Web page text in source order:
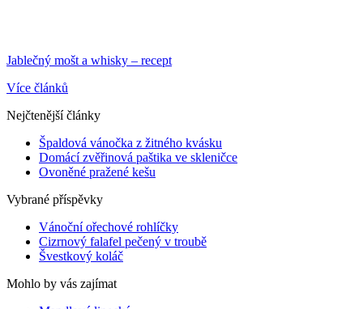
Jablečný mošt a whisky – recept
Více článků
Nejčtenější články
Špaldová vánočka z žitného kvásku
Domácí zvěřinová paštika ve skleničce
Ovoněné pražené kešu
Vybrané příspěvky
Vánoční ořechové rohlíčky
Cizrnový falafel pečený v troubě
Švestkový koláč
Mohlo by vás zajímat